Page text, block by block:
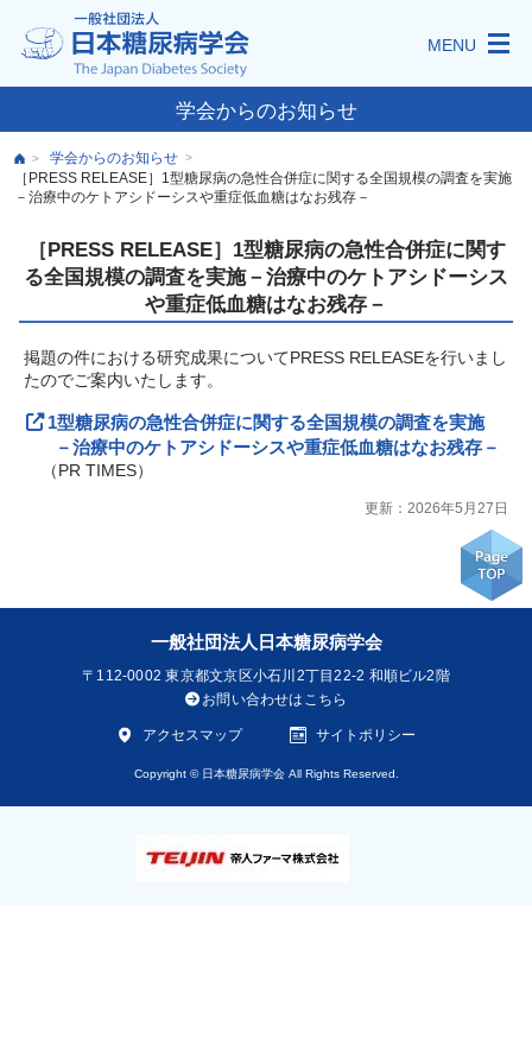
MENU
学会からのお知らせ
> 学会からのお知らせ >
［PRESS RELEASE］1型糖尿病の急性合併症に関する全国規模の調査を実施
－治療中のケトアシドーシスや重症低血糖はなお残存－
［PRESS RELEASE］1型糖尿病の急性合併症に関す
る全国規模の調査を実施－治療中のケトアシドーシス
や重症低血糖はなお残存－
掲題の件における研究成果についてPRESS RELEASEを行いまし
たのでご案内いたします。
1型糖尿病の急性合併症に関する全国規模の調査を実施
－治療中のケトアシドーシスや重症低血糖はなお残存－
（PR TIMES）
更新：2026年5月27日
一般社団法人日本糖尿病学会
〒112-0002東京都文京区小石川2丁目22-2 和順ビル2階
お問い合わせはこちら
アクセスマップ サイトポリシー
Copyright © 日本糖尿病学会 All Rights Reserved.